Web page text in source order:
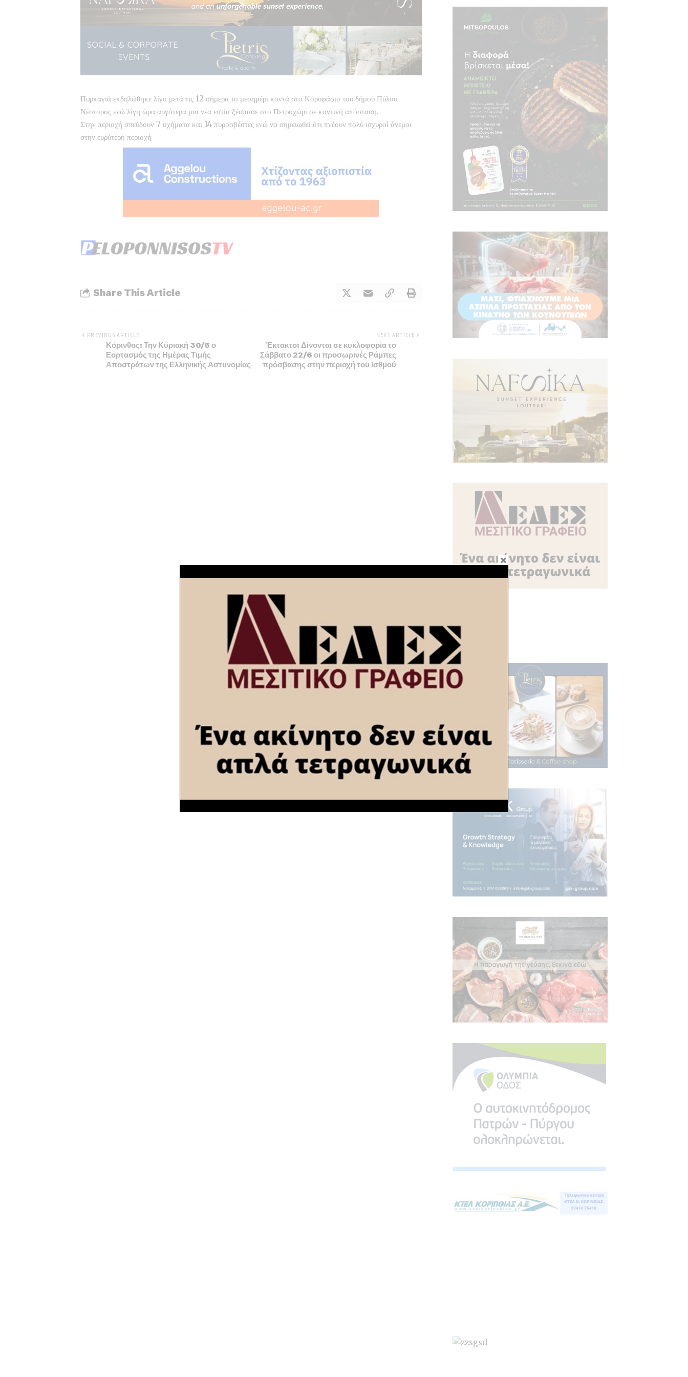
Πυρκαγιά εκδηλώθηκε λίγο μετά τις 12 σήμερα το μεσημέρι κοντά στο Κορυφάσιο του δήμου Πύλου
Νέστορος ενώ λίγη ώρα αργότερα μια νέα εστία ξέσπασε στο Πετροχώρι σε κοντινή απόσταση.
Στην περιοχή σπεύδουν 7 οχήματα και 14 πυροσβέστες ενώ να σημειωθεί ότι πνέουν πολύ ισχυροί άνεμοι
στην ευρύτερη περιοχή
Share This Article
PREVIOUS ARTICLE
Κόρινθος: Την Κυριακή 30/6 ο
Εορτασμός της Ημέρας Τιμής
Αποστράτων της Ελληνικής Αστυνομίας
NEXT ARTICLE
Έκτακτο: Δίνονται σε κυκλοφορία το
Σάββατο 22/6 οι προσωρινές Ράμπες
πρόσβασης στην περιοχή του Ισθμού